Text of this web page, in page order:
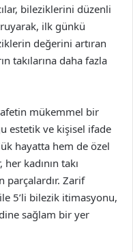
bileziklerini düzenli
ilk günkü
değerini artıran
takılarına daha fazla
mükemmel bir
estetik ve kişisel ifade
hayatta hem de özel
kadının takı
parçalardır. Zarif
5’li bilezik itimasyonu,
sağlam bir yer